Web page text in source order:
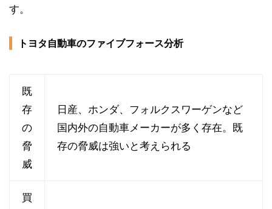
す。
トヨタ自動車のファイブフォース分析
既
存
の
脅
威
日産、ホンダ、フォルクスワーゲンなど
国内外の自動車メーカーが多く存在。既
存の脅威は強いと考えられる
買